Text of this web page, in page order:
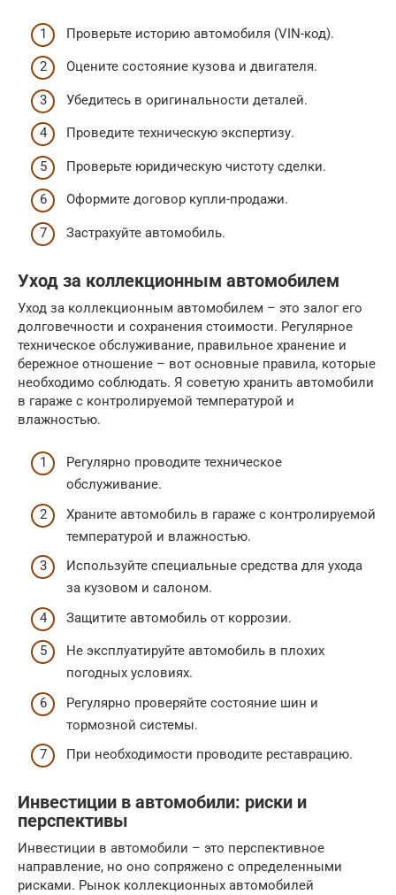
Проверьте историю автомобиля (VIN-код).
Оцените состояние кузова и двигателя.
Убедитесь в оригинальности деталей.
Проведите техническую экспертизу.
Проверьте юридическую чистоту сделки.
Оформите договор купли-продажи.
Застрахуйте автомобиль.
Уход за коллекционным автомобилем
Уход за коллекционным автомобилем – это залог его
долговечности и сохранения стоимости. Регулярное
техническое обслуживание, правильное хранение и
бережное отношение – вот основные правила, которые
необходимо соблюдать. Я советую хранить автомобили
в гараже с контролируемой температурой и
влажностью.
Регулярно проводите техническое
обслуживание.
Храните автомобиль в гараже с контролируемой
температурой и влажностью.
Используйте специальные средства для ухода
за кузовом и салоном.
Защитите автомобиль от коррозии.
Не эксплуатируйте автомобиль в плохих
погодных условиях.
Регулярно проверяйте состояние шин и
тормозной системы.
При необходимости проводите реставрацию.
Инвестиции в автомобили: риски и
перспективы
Инвестиции в автомобили – это перспективное
направление, но оно сопряжено с определенными
рисками. Рынок коллекционных автомобилей